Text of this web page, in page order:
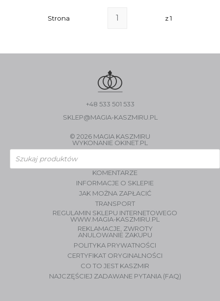
Strona z 1
+48 533 501 533
SKLEP@MAGIA-KASZMIRU.PL
© 2026 MAGIA KASZMIRU
WYKONANIE OKINET.PL
Wyszukiwarka
produktów
KOMENTARZE
INFORMACJE O SKLEPIE
JAK MOŻNA ZAPŁACIĆ
TRANSPORT
REGULAMIN SKLEPU INTERNETOWEGO
WWW.MAGIA-KASZMIRU.PL
REKLAMACJE, ZWROTY
ANULOWANIE ZAKUPU
POLITYKA PRYWATNOŚCI
CERTYFIKAT ORYGINALNOŚCI
CO TO JEST KASZMIR
NAJCZĘŚCIEJ ZADAWANE PYTANIA (FAQ)